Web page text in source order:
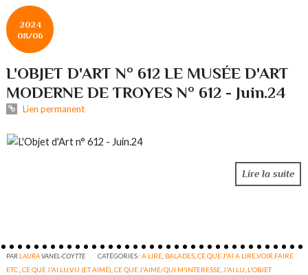
2024
08/06
L'OBJET D'ART N° 612 LE MUSÉE D'ART
MODERNE DE TROYES N° 612 - Juin.24
Lien permanent
Lire la suite
PARLAURAVANEL-COYTTE CATÉGORIES :A LIRE, BALADES,CE QUE J'AI A LIRE,VOIR,FAIRE
ETC.,CE QUE J'AI LU,VU (ET AIMÉ),CE QUE J'AIME/QUI M'INTERESSE,J'AI LU, L'OBJET